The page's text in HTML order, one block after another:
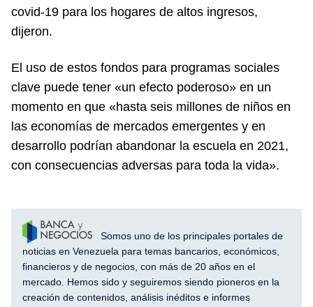
covid-19 para los hogares de altos ingresos,
dijeron.
El uso de estos fondos para programas sociales
clave puede tener «un efecto poderoso» en un
momento en que «hasta seis millones de niños en
las economías de mercados emergentes y en
desarrollo podrían abandonar la escuela en 2021,
con consecuencias adversas para toda la vida».
Somos uno de los principales portales de
noticias en Venezuela para temas bancarios, económicos,
financieros y de negocios, con más de 20 años en el
mercado. Hemos sido y seguiremos siendo pioneros en la
creación de contenidos, análisis inéditos e informes